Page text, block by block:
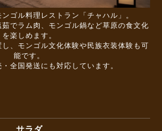
ゴル料理レストラン「チャハル」。
でラム肉、モンゴル鍋など草原の食文化
を楽しめます。
、モンゴル文化体験や民族衣装体験も可
能です。
全国発送にも対応しています。
サラダ